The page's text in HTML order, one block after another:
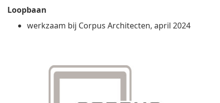
Loopbaan
werkzaam bij Corpus Architecten, april 2024